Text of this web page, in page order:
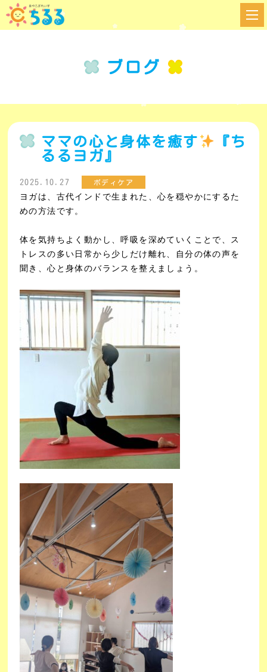
ブログ
ママの心と身体を癒す
『ち
るるヨガ』
2025.10.27 ボディケア
ヨガは、古代インドで生まれた、心を穏やかにするた
めの方法です。
体を気持ちよ く動かし、呼吸を深めていくことで、ス
トレスの多い日常から少しだけ離れ、自分の体の声を
聞き、心と身体のバランスを整えましょう。